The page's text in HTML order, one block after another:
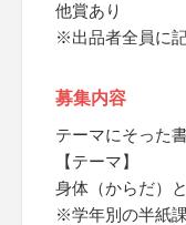
他賞あり
※出品者全員に
募集内容
テーマにそった
【テーマ】
身体（からだ）
※学年別の半紙